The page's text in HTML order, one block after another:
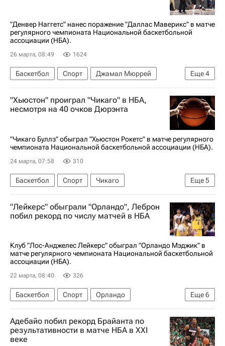
"Денвер Наггетс" нанес поражение "Даллас Маверикс" в матче
регулярного чемпионата Национальной баскетбольной
ассоциации (НБА).
26 марта, 08:49 1624
Еще4
Баскетбол Спорт
Джамал Мюррей
Никола Йокич
Купер Флэгг
Денвер Наггетс
Детройт Пистонс
"Хьюстон" проиграл "Чикаго" в НБА,
несмотря на 40 очков Дюрэнта
"Чикаго Буллз" обыграл "Хьюстон Рокетс" в матче регулярного
чемпионата Национальной баскетбольной ассоциации (НБА).
24 марта, 07:58 310
Еще5
Баскетбол Спорт
Чикаго
Коллин Секстон
Чикаго Буллз
Хьюстон Рокетс
Детройт Пистонс
"Лейкерс" обыграли "Орландо", Леброн
побил рекорд по числу матчей в НБА
Клуб "Лос-Анджелес Лейкерс" обыграл "Орландо Мэджик" в
матче регулярного чемпионата Национальной баскетбольной
ассоциации (НБА).
22 марта, 08:40 326
Еще6
Баскетбол Спорт
Орландо
Лука Дончич
Вашингтон Уизардс
Леброн Джеймс
Лос-Анджелес Лейкерс
Восток
Адебайо побил рекорд Брайанта по
результативности в матче НБА в XXI
веке